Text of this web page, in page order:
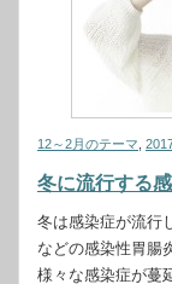
12～2月のテーマ
冬に流行する
冬は感染症が流行
などの感染性胃腸
様々な感染症が蔓